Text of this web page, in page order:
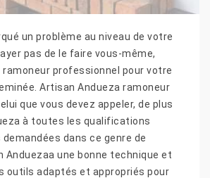
un problème au niveau de votre
pas de le faire vous-même,
professionnel pour votre
Artisan Andueza ramoneur
que vous devez appeler, de plus
à toutes les qualifications
dans ce genre de
une bonne technique et
outils adaptés et appropriés pour